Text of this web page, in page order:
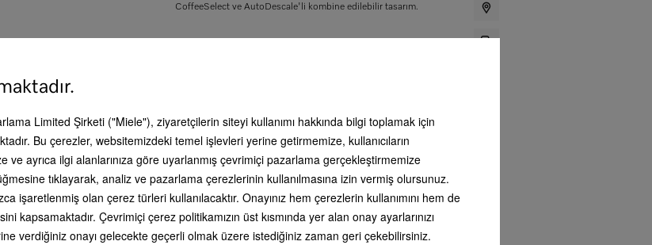
CoffeeSelect ve AutoDescale'li kombine edilebilir tasarım.
Ürün rengi: Obsidiyen siyahı
* Tavsiye edilen KDV dahil peşin fiyatıdır.
Limited Şirketi ("Miele"), ziyaretçilerin siteyi kullanımı hakkında bilgi toplamak için
Bu çerezler, websitemizdeki temel işlevleri yerine getirmemize, kullanıcıların
ve ayrıca ilgi alanlarınıza göre uyarlanmış çevrimiçi pazarlama gerçekleştirmemize
tıklayarak, analiz ve pazarlama çerezlerinin kullanılmasına izin vermiş olursunuz.
işaretlenmiş olan çerez türleri kullanılacaktır. Onayınız hem çerezlerin kullanımını hem de
kapsamaktadır. Çevrimiçi çerez politikamızın üst kısmında yer alan onay ayarlarınızı
verdiğiniz onayı gelecekte geçerli olmak üzere istediğiniz zaman geri çekebilirsiniz.